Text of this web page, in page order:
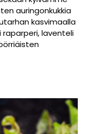
auringonkukkia
kasvimaalla
raparperi, laventeli